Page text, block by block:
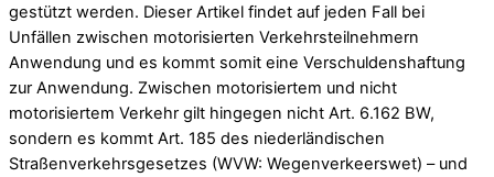
gestützt werden. Dieser Artikel findet auf jeden Fall bei
Unfällen zwischen motorisierten Verkehrsteilnehmern
Anwendung und es kommt somit eine Verschuldenshaftung
zur Anwendung. Zwischen motorisiertem und nicht
motorisiertem Verkehr gilt hingegen nicht Art. 6.162 BW,
sondern es kommt Art. 185 des niederländischen
Straßenverkehrsgesetzes (WVW: Wegenverkeerswet) – und